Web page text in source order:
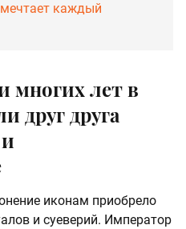
каждый
многих лет в
друг друга
иконам приобрело
и суеверий. Император